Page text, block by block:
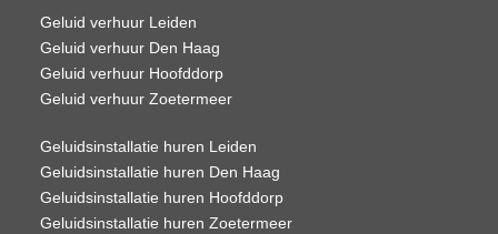
Geluid verhuur Leiden
Geluid verhuur Den Haag
Geluid verhuur Hoofddorp
Geluid verhuur Zoetermeer
Geluidsinstallatie huren Leiden
Geluidsinstallatie huren Den Haag
Geluidsinstallatie huren Hoofddorp
Geluidsinstallatie huren Zoetermeer